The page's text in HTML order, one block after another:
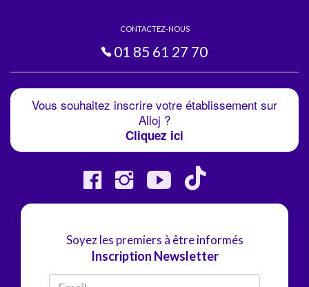
CONTACTEZ-NOUS
01 85 61 27 70
Vous souhaitez inscrire votre établissement sur
Alloj ?
Cliquez ici
Soyez les premiers à être informés
Inscription Newsletter